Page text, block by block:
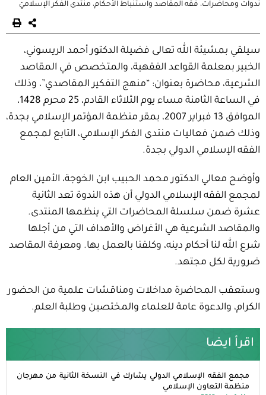
ندوات ومحاضرات، فقه المقاصد واستنباط الأحكام، منتدى الفكر الإسلاميّ
سيلقي بمشيئة الله تعالى فضيلة الدكتور أحمد الريسوني،
الخبير بمعلمة القواعد الفقهية، والمتخصص في المقاصد
الشرعية، محاضرة بعنوان: “منهج التفكير المقاصدي”، وذلك
في الساعة الثامنة مساء يوم الثلاثاء القادم، 25 محرم 1428،
الموافق 13 فبراير 2007، بمقر منظمة المؤتمر الإسلامي بجدة،
وذلك ضمن فعاليات منتدى الفكر الإسلامي، التابع لمجمع
الفقه الإسلامي الدولي بجدة.
وأوضح معالي الدكتور محمد الحبيب ابن الخوجة، الأمين العام
لمجمع الفقه الإسلامي الدولي أن هذه الندوة تعد الثانية
عشرة ضمن سلسلة المحاضرات التي ينظمها المنتدى.
والمقاصد الشرعية هي الأغراض والأهداف التي من أجلها
شرع الله لنا أحكام دينه، وكلفنا بالعمل بها. ومعرفة المقاصد
ضرورية لكل مجتهد.
وستعقب المحاضرة مداخلات ومناقشات علمية من الحضور
الكرام، والدعوة عامة للعلماء والمختصين وطلبة العلم.
اقرأ ايضا
مجمع الفقه الإسلامي الدولي يشارك في النسخة الثانية من مهرجان
منظمة التعاون الإسلامي